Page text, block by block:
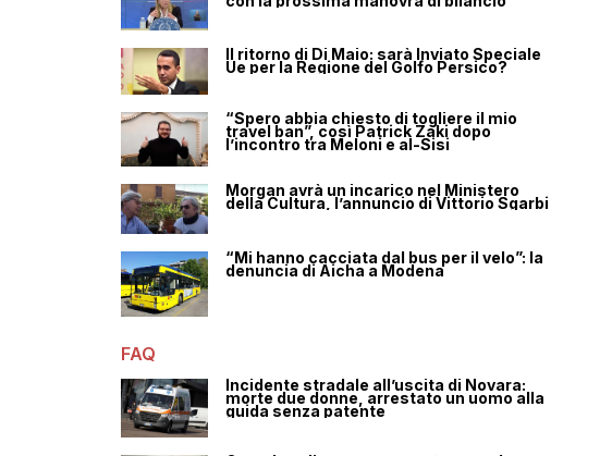
Il ritorno di Di Maio: sarà Inviato Speciale
Ue per la Regione del Golfo Persico?
“Spero abbia chiesto di togliere il mio
travel ban”, così Patrick Zaki dopo
l’incontro tra Meloni e al-Sisi
Morgan avrà un incarico nel Ministero
della Cultura, l’annuncio di Vittorio Sgarbi
“Mi hanno cacciata dal bus per il velo”: la
denuncia di Aicha a Modena
FAQ
Incidente stradale all’uscita di Novara:
morte due donne, arrestato un uomo alla
guida senza patente